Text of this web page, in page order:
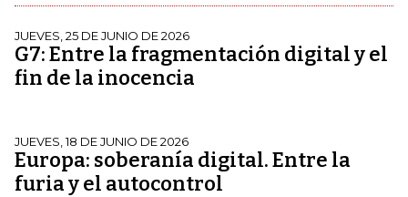
JUEVES, 25 DE JUNIO DE 2026
G7: Entre la fragmentación digital y el
fin de la inocencia
JUEVES, 18 DE JUNIO DE 2026
Europa: soberanía digital. Entre la
furia y el autocontrol